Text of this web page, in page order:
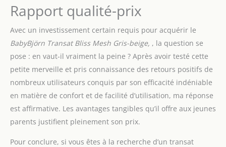
Rapport qualité-prix
Avec un investissement certain requis pour acquérir le
BabyBjörn Transat Bliss Mesh Gris-beige, , la question se
pose : en vaut-il vraiment la peine ? Après avoir testé cette
petite merveille et pris connaissance des retours positifs de
nombreux utilisateurs conquis par son efficacité indéniable
en matière de confort et de facilité d’utilisation, ma réponse
est affirmative. Les avantages tangibles qu’il offre aux jeunes
parents justifient pleinement son prix.
Pour conclure, si vous êtes à la recherche d’un transat